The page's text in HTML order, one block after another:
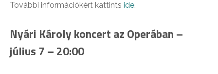
További információkért kattints ide.
Nyári Károly koncert az Operában –
július 7 – 20:00